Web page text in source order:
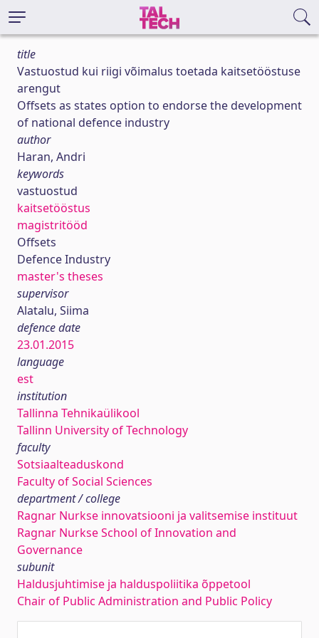
title
Vastuostud kui riigi võimalus toetada kaitsetööstuse
arengut
Offsets as states option to endorse the development
of national defence industry
author
Haran, Andri
keywords
vastuostud
kaitsetööstus
magistritööd
Offsets
Defence Industry
master's theses
supervisor
Alatalu, Siima
defence date
23.01.2015
language
est
institution
Tallinna Tehnikaülikool
Tallinn University of Technology
faculty
Sotsiaalteaduskond
Faculty of Social Sciences
department / college
Ragnar Nurkse innovatsiooni ja valitsemise instituut
Ragnar Nurkse School of Innovation and
Governance
subunit
Haldusjuhtimise ja halduspoliitika õppetool
Chair of Public Administration and Public Policy